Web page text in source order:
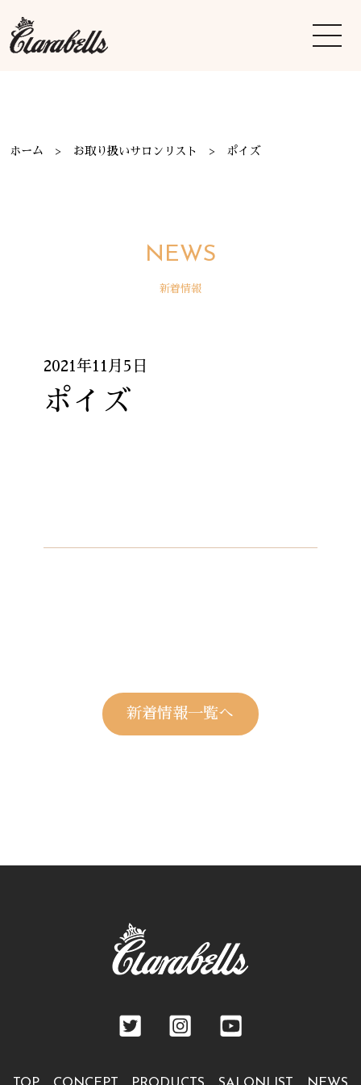
ホーム お取り扱いサロンリスト ポイズ
NEWS
新着情報
2021年11月5日
ポイズ
新着情報一覧へ